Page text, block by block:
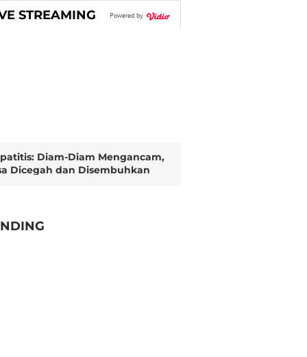
STREAMING Powered by
Diam-Diam Mengancam,
Dicegah dan Disembuhkan